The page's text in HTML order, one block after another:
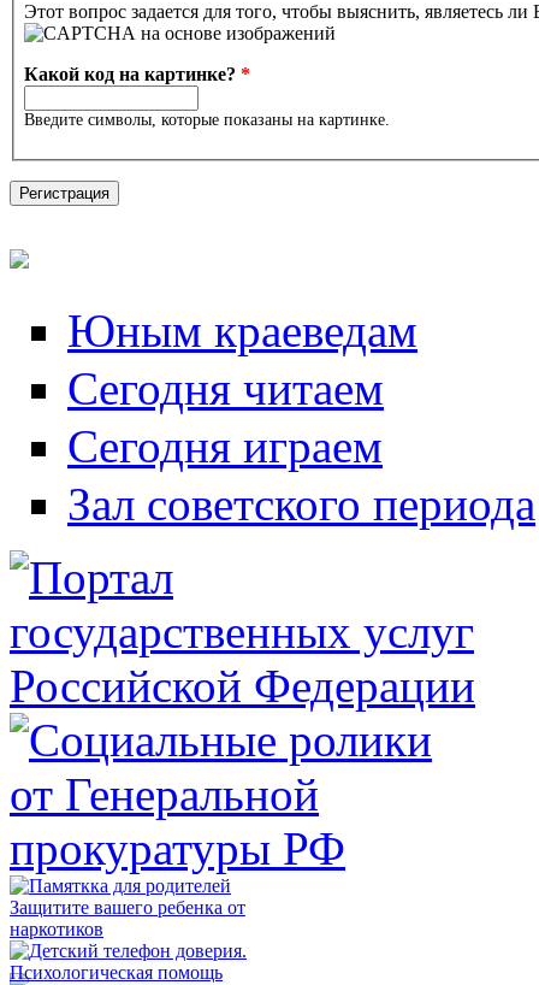
Этот вопрос задается для того, чтобы выяснить, являетесь
Какой код на картинке? *
Введите символы, которые показаны на картинке.
Юным краеведам
Сегодня читаем
Сегодня играем
Зал советского периода